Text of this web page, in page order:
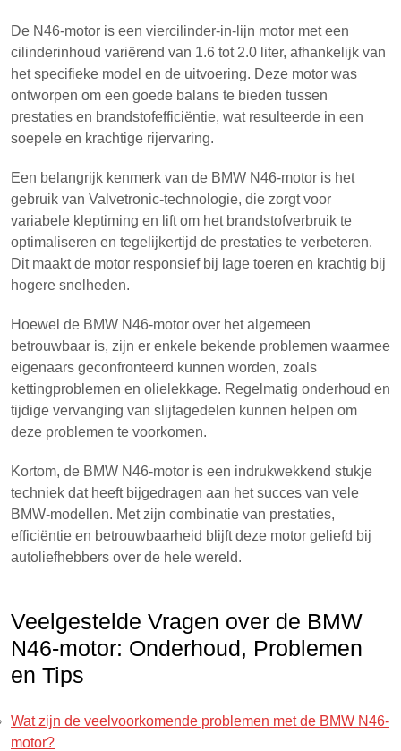
De N46-motor is een viercilinder-in-lijn motor met een
cilinderinhoud variërend van 1.6 tot 2.0 liter, afhankelijk van
het specifieke model en de uitvoering. Deze motor was
ontworpen om een goede balans te bieden tussen
prestaties en brandstofefficiëntie, wat resulteerde in een
soepele en krachtige rijervaring.
Een belangrijk kenmerk van de BMW N46-motor is het
gebruik van Valvetronic-technologie, die zorgt voor
variabele kleptiming en lift om het brandstofverbruik te
optimaliseren en tegelijkertijd de prestaties te verbeteren.
Dit maakt de motor responsief bij lage toeren en krachtig bij
hogere snelheden.
Hoewel de BMW N46-motor over het algemeen
betrouwbaar is, zijn er enkele bekende problemen waarmee
eigenaars geconfronteerd kunnen worden, zoals
kettingproblemen en olielekkage. Regelmatig onderhoud en
tijdige vervanging van slijtagedelen kunnen helpen om
deze problemen te voorkomen.
Kortom, de BMW N46-motor is een indrukwekkend stukje
techniek dat heeft bijgedragen aan het succes van vele
BMW-modellen. Met zijn combinatie van prestaties,
efficiëntie en betrouwbaarheid blijft deze motor geliefd bij
autoliefhebbers over de hele wereld.
Veelgestelde Vragen over de BMW
N46-motor: Onderhoud, Problemen
en Tips
Wat zijn de veelvoorkomende problemen met de BMW N46-
motor?